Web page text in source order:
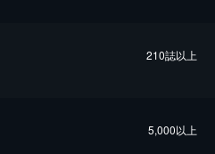
210誌以上
5,000以上